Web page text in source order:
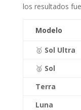
los resultados
Modelo
🥇 Sol Ultra
🥈 Sol
Terra
Luna